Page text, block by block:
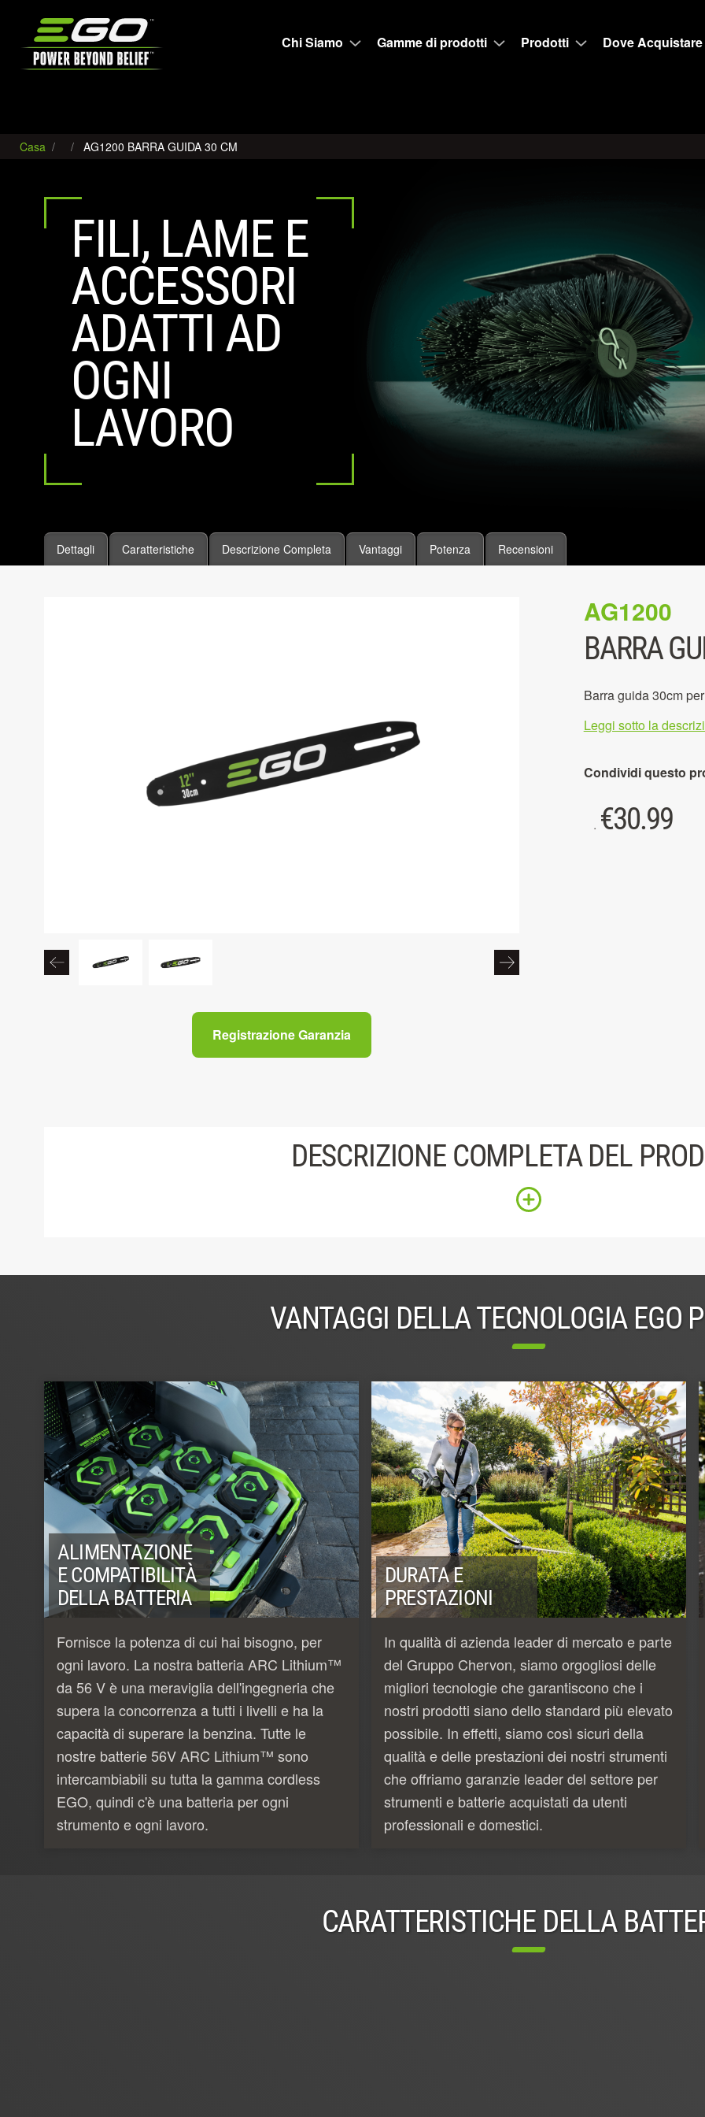
Chi Siamo
Gamme di prodotti Prodotti Dove Acquistare
Casa AG1200 BARRA GUIDA 30 CM
FILI, LAME E
ACCESSORI
ADATTI AD
OGNI
LAVORO
Dettagli Caratteristiche Descrizione Completa Vantaggi Potenza Recensioni
Registrazione Garanzia
AG1200
BARRA
Barra guida 30cm
Leggi sotto la
Condividi questo
. €30.99
DESCRIZIONE COMPLETA DEL
VANTAGGI DELLA TECNOLOGIA EGO
ALIMENTAZIONE
E COMPATIBILITÀ
DELLA BATTERIA
Fornisce la potenza di cui hai bisogno, per
ogni lavoro. La nostra batteria ARC Lithium™
da 56 V è una meraviglia dell'ingegneria che
supera la concorrenza a tutti i livelli e ha la
capacità di superare la benzina. Tutte le
nostre batterie 56V ARC Lithium™ sono
intercambiabili su tutta la gamma cordless
EGO, quindi c'è una batteria per ogni
strumento e ogni lavoro.
DURATA E
PRESTAZIONI
In qualità di azienda leader di mercato e parte
del Gruppo Chervon, siamo orgogliosi delle
migliori tecnologie che garantiscono che i
nostri prodotti siano dello standard più elevato
possibile. In effetti, siamo così sicuri della
qualità e delle prestazioni dei nostri strumenti
che offriamo garanzie leader del settore per
strumenti e batterie acquistati da utenti
professionali e domestici.
CARATTERISTICHE DELLA